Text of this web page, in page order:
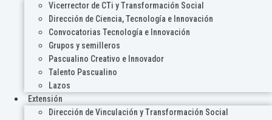
Vicerrector de CTi y Transformación Social
Dirección de Ciencia, Tecnología e Innovación
Convocatorias Tecnología e Innovación
Grupos y semilleros
Pascualino Creativo e Innovador
Talento Pascualino
Lazos
Extensión
Dirección de Vinculación y Transformación Social